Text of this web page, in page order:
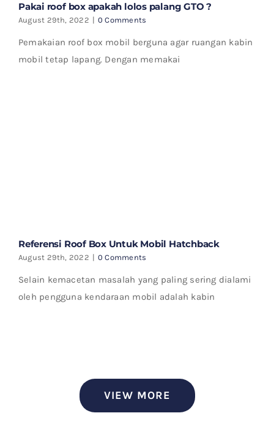
Pakai roof box apakah lolos palang GTO ?
August 29th, 2022 | 0 Comments
Pemakaian roof box mobil berguna agar ruangan kabin
mobil tetap lapang. Dengan memakai
Referensi Roof Box Untuk Mobil Hatchback
August 29th, 2022 | 0 Comments
Selain kemacetan masalah yang paling sering dialami
oleh pengguna kendaraan mobil adalah kabin
VIEW MORE